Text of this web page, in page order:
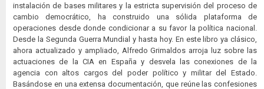
instalación de bases militares y la estricta supervisión del proceso de
cambio democrático, ha construido una sólida plataforma de
operaciones desde donde condicionar a su favor la política nacional.
Desde la Segunda Guerra Mundial y hasta hoy. En este libro ya clásico,
ahora actualizado y ampliado, Alfredo Grimaldos arroja luz sobre las
actuaciones de la CIA en España y desvela las conexiones de la
agencia con altos cargos del poder político y militar del Estado.
Basándose en una extensa documentación, que reúne las confesiones